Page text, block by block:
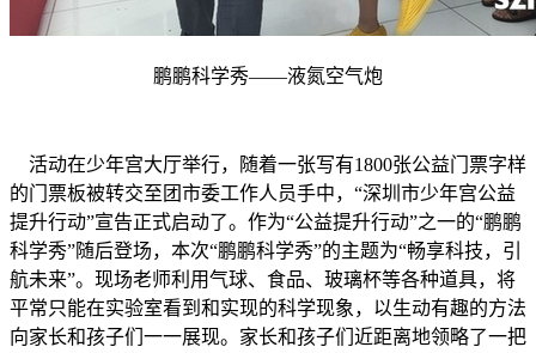
鹏鹏科学秀——液氮空气炮
活动在少年宫大厅举行，随着一张写有1800张公益门票字样
的门票板被转交至团市委工作人员手中，“深圳市少年宫公益
提升行动”宣告正式启动了。作为“公益提升行动”之一的“鹏鹏
科学秀”随后登场，本次“鹏鹏科学秀”的主题为“畅享科技，引
航未来”。现场老师利用气球、食品、玻璃杯等各种道具，将
平常只能在实验室看到和实现的科学现象，以生动有趣的方法
向家长和孩子们一一展现。家长和孩子们近距离地领略了一把